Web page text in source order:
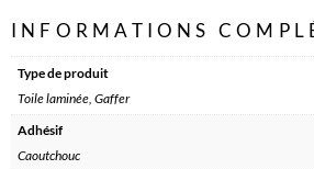
INFORMATIONS
Type de produit
Toile laminée, Gaffer
Adhésif
Caoutchouc